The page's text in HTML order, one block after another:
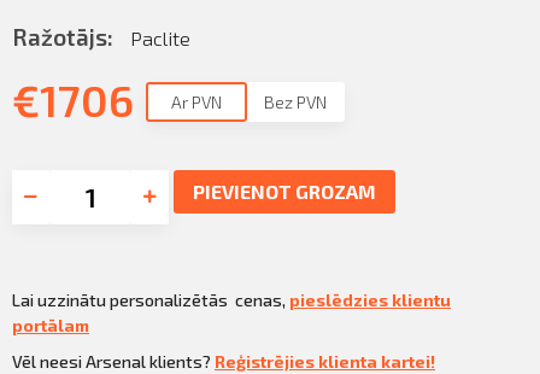
Ražotājs: Paclite
€1706 Ar PVN Bez PVN
PIEVIENOT GROZAM
Lai uzzinātu personalizētās cenas, pieslēdzies klientu
portālam
Vēl neesi Arsenal klients? Reģistrējies klienta kartei!